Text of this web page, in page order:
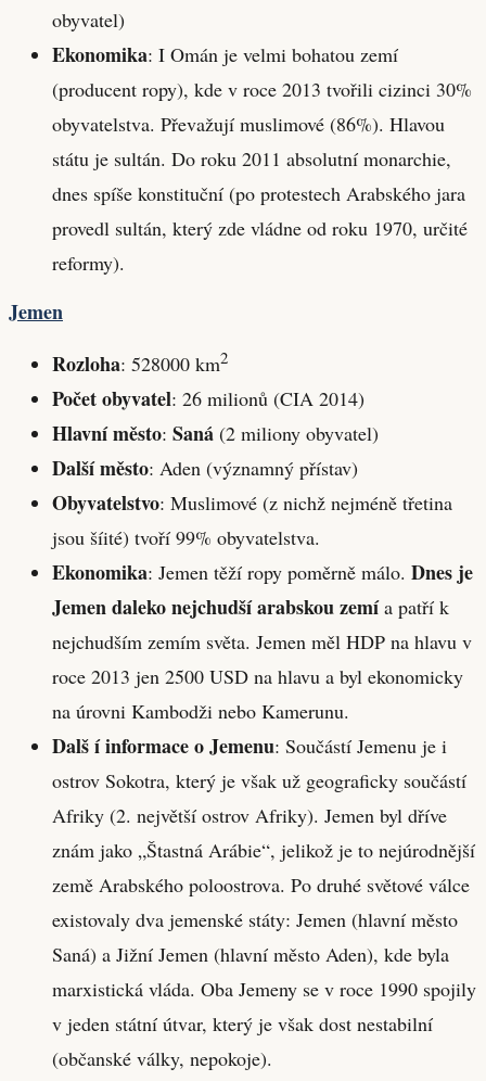
obyvatel)
Ekonomika: I Omán je velmi bohatou zemí
(producent ropy), kde v roce 2013 tvořili cizinci 30%
obyvatelstva. Převažují muslimové (86%). Hlavou
státu je sultán. Do roku 2011 absolutní monarchie,
dnes spíše konstituční (po protestech Arabského jara
provedl sultán, který zde vládne od roku 1970, určité
reformy).
Jemen
Rozloha: 528000 km2
Počet obyvatel: 26 milionů (CIA 2014)
Hlavní město: Saná (2 miliony obyvatel)
Další město: Aden (významný přístav)
Obyvatelstvo: Muslimové (z nichž nejméně třetina
jsou šíité) tvoří 99% obyvatelstva.
Ekonomika: Jemen těží ropy poměrně málo. Dnes je
Jemen daleko nejchudší arabskou zemía patří k
nejchudším zemím světa. Jemen měl HDP na hlavu v
roce 2013 jen 2500 USD na hlavu a byl ekonomicky
na úrovni Kambodži nebo Kamerunu.
Dalš í informace o Jemenu: Součástí Jemenu je i
ostrov Sokotra, který je však už geograficky součástí
Afriky (2. největší ostrov Afriky). Jemen byl dříve
znám jako „Štastná Arábie“, jelikož je to nejúrodnější
země Arabského poloostrova. Po druhé světové válce
existovaly dva jemenské státy: Jemen (hlavní město
Saná) a Jižní Jemen (hlavní město Aden), kde byla
marxistická vláda. Oba Jemeny se v roce 1990 spojily
v jeden státní útvar, který je však dost nestabilní
(občanské války, nepokoje).